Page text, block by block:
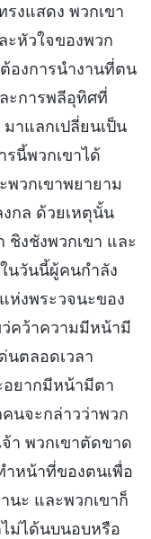
รงแสดง พวกเขา
หัวใจของพวก
องการนำงานที่ตน
ะการพลีอุทิศที่
มาแลกเปลี่ยนเป็น
นี้พวกเขาได้
พวกเขาพยายาม
งกล ด้วยเหตุนั้น
ชิงชังพวกเขา และ
นวันนี้ผู้คนกำลัง
ห่งพระวจนะของ
ว่คว้าความมีหน้ามี
นตลอดเวลา
อยากมีหน้ามีตา
นจะกล่าวว่าพวก
า พวกเขาตัดขาด
ำหน้าที่ของตนเพื่อ
นะ และพวกเขาก็
ม่ได้นบนอบหรือ